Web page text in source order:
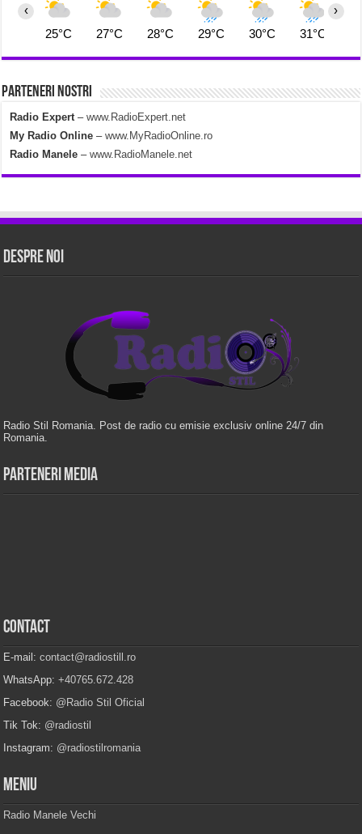
25°C 27°C 28°C 29°C 30°C 31°C
‹ ›
Parteneri Nostri
Radio Expert –www.RadioExpert.net
My Radio Online –www.MyRadioOnline.ro
Radio Manele–www.RadioManele.net
Despre Noi
Radio Stil Romania. Post de radio cu emisie exclusiv online 24/7 din
Romania.
Parteneri Media
Contact
E-mail:contact@radiostill.ro
WhatsApp:+40765.672.428
Facebook: @Radio Stil Oficial
Tik Tok: @radiostil
Instagram: @radiostilromania
Meniu
Radio Manele Vechi